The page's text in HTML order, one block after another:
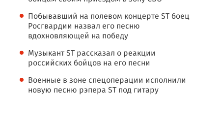
Побывавший на полевом концерте ST боец
Росгвардии назвал его песню
вдохновляющей на победу
Музыкант ST рассказал о реакции
российских бойцов на его песни
Военные в зоне спецоперации исполнили
новую песню рэпера ST под гитару